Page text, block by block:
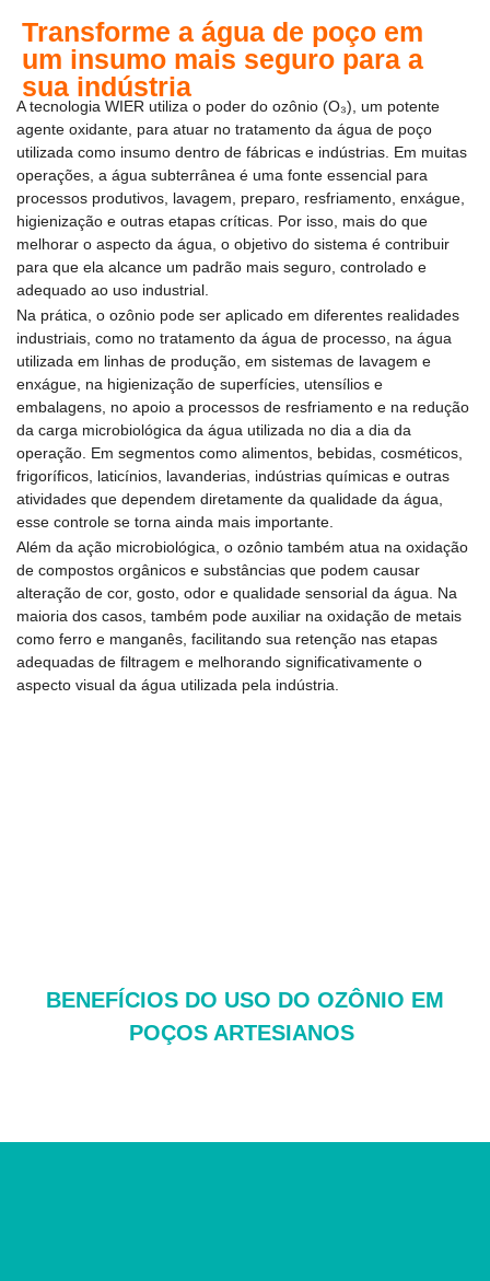
Transforme a água de poço em
um insumo mais seguro para a
sua indústria
A tecnologia WIER utiliza o poder do ozônio (O₃), um potente
agente oxidante, para atuar no tratamento da água de poço
utilizada como insumo dentro de fábricas e indústrias. Em muitas
operações, a água subterrânea é uma fonte essencial para
processos produtivos, lavagem, preparo, resfriamento, enxágue,
higienização e outras etapas críticas. Por isso, mais do que
melhorar o aspecto da água, o objetivo do sistema é contribuir
para que ela alcance um padrão mais seguro, controlado e
adequado ao uso industrial.
Na prática, o ozônio pode ser aplicado em diferentes realidades
industriais, como no tratamento da água de processo, na água
utilizada em linhas de produção, em sistemas de lavagem e
enxágue, na higienização de superfícies, utensílios e
embalagens, no apoio a processos de resfriamento e na redução
da carga microbiológica da água utilizada no dia a dia da
operação. Em segmentos como alimentos, bebidas, cosméticos,
frigoríficos, laticínios, lavanderias, indústrias químicas e outras
atividades que dependem diretamente da qualidade da água,
esse controle se torna ainda mais importante.
Além da ação microbiológica, o ozônio também atua na oxidação
de compostos orgânicos e substâncias que podem causar
alteração de cor, gosto, odor e qualidade sensorial da água. Na
maioria dos casos, também pode auxiliar na oxidação de metais
como ferro e manganês, facilitando sua retenção nas etapas
adequadas de filtragem e melhorando significativamente o
aspecto visual da água utilizada pela indústria.
BENEFÍCIOS DO USO DO OZÔNIO EM
POÇOS ARTESIANOS